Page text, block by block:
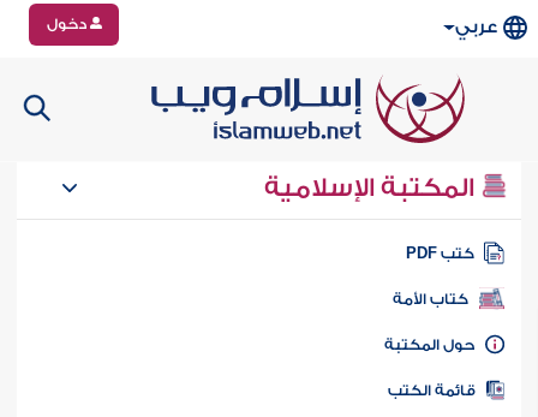
عربي دخول
المكتبة الإسلامية
كتب PDF
كتاب الأمة
المكتبة